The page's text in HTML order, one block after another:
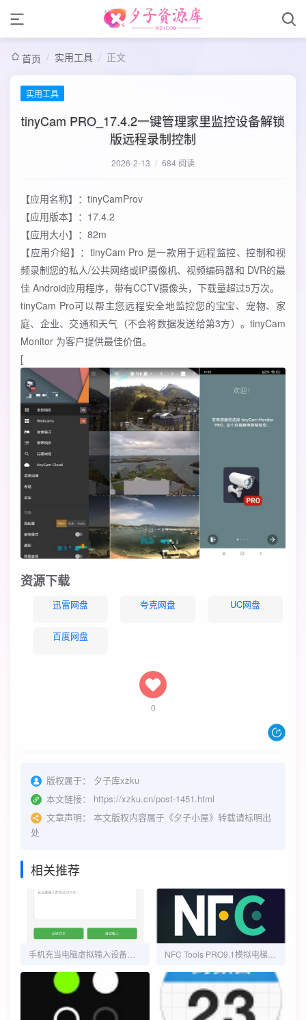
首页 / 实用工具 / 正文
实用工具
tinyCam PRO_17.4.2一键管理家里监控设备解锁
版远程录制控制
2026-2-13 / 684 阅读
【应用名称】：tinyCamProv
【应用版本】：17.4.2
【应用大小】：82m
【应用介绍】：tinyCam Pro 是一款用于远程监控、控制和视
频录制您的私人/公共网络或IP摄像机、视频编码器和 DVR的最
佳 Android应用程序，带有CCTV摄像头，下载量超过5万次。
tinyCam Pro可以帮主您远程安全地监控您的宝宝、宠物、家
庭、企业、交通和天气（不会将数据发送给第3方）。tinyCam
Monitor 为客户提供最佳价值。
[
资源下载
迅雷网盘 夸克网盘 UC网盘
百度网盘
0
版权属于：
夕子库xzku
本文链接：
https://xzku.cn/post-1451.html
文章声明：
本文版权内容属于《夕子小屋》转载请标明出
处
相关推荐